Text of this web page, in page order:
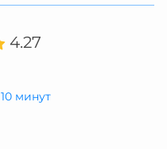
4.27
10 минут